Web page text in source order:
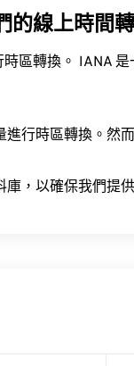
的線上時間
區轉換。 IANA
進行時區轉換。然
，以確保我們提